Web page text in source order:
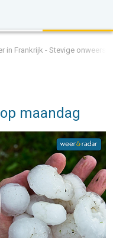
in Frankrijk - Stevige
maandag